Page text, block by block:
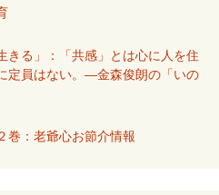
きる」：「共感」とは心に人を住
定員はない。―金森俊朗の「いの
：老爺心お節介情報